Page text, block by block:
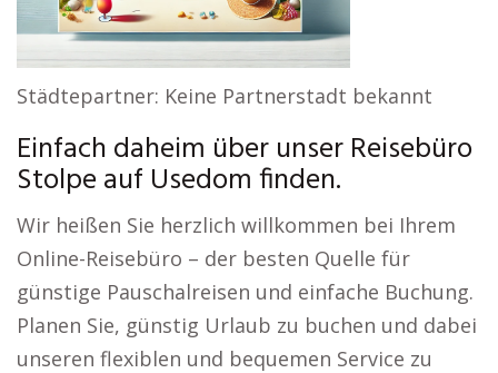
Städtepartner: Keine Partnerstadt bekannt
Einfach daheim über unser Reisebüro
Stolpe auf Usedom finden.
Wir heißen Sie herzlich willkommen bei Ihrem
Online-Reisebüro – der besten Quelle für
günstige Pauschalreisen und einfache Buchung.
Planen Sie, günstig Urlaub zu buchen und dabei
unseren flexiblen und bequemen Service zu